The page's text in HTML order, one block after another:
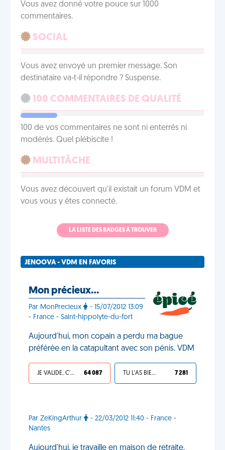
Vous avez donné votre pouce sur 1000
commentaires.
SOCIAL
Vous avez envoyé un premier message. Son
destinataire va-t-il répondre ? Suspense.
100 COMMENTAIRES DE QUALITÉ
100 de vos commentaires ne sont ni enterrés ni
modérés. Quel plébiscite !
MULTITÂCHE
Vous avez découvert qu'il existait un forum VDM et
vous vous y êtes connecté.
LA LISTE DES BADGES À TROUVER
JENOOVA - VDM EN FAVORIS
Mon précieux…
Par MonPrecieux
- 15/07/2012 13:09
- France - Saint-hippolyte-du-fort
Aujourd'hui, mon copain a perdu ma bague
préférée en la catapultant avec son pénis. VDM
JE VALIDE, C'EST UNE VDM 64 087 TU L'AS BIEN MÉRITÉ 7 281
Par ZeKingArthur
- 22/03/2012 11:40 - France -
Nantes
Aujourd'hui, je travaille en maison de retraite.